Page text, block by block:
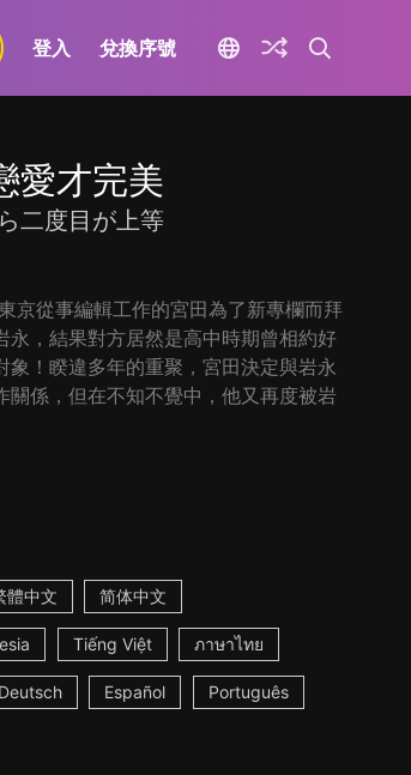
登入 兌換序號
愛才完美
二度目が上等
京從事編輯工作的宮田為了新專欄而拜
永，結果對方居然是高中時期曾相約好
象！睽違多年的重聚，宮田決定與岩永
關係，但在不知不覺中，他又再度被岩
體中文 简体中文
Tiếng Việt ภาษาไทย
Deutsch Español Português